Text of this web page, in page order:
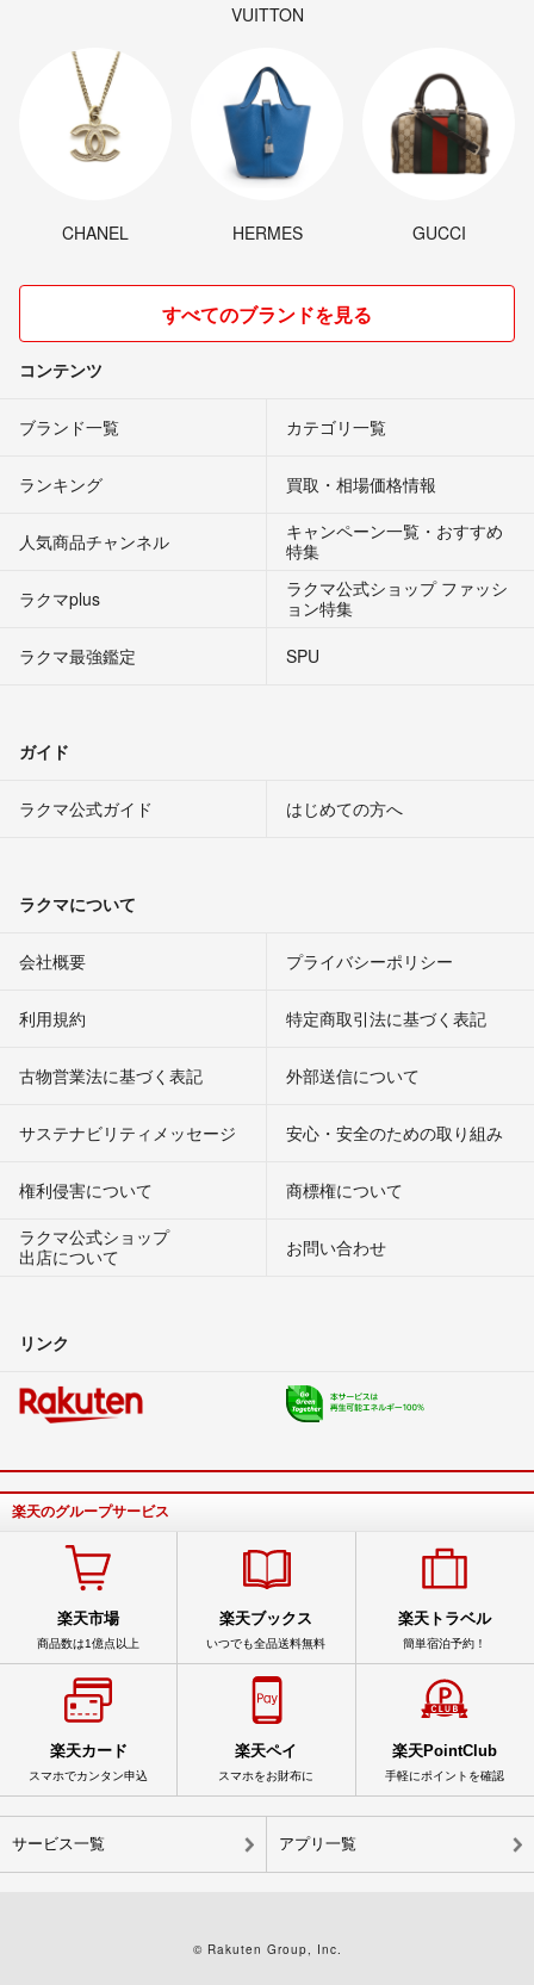
VUITTON
CHANEL HERMES GUCCI
すべてのブランドを見る
コンテンツ
ブランド一覧 カテゴリ一覧
ランキング 買取・相場価格情報
人気商品チャンネル
キャンペーン一覧・おすすめ
特集
ラクマplus
ラクマ公式ショップ ファッシ
ョン特集
ラクマ最強鑑定
SPU
ガイド
ラクマ公式ガイド はじめての方へ
ラクマについて
会社概要 プライバシーポリシー
利用規約 特定商取引法に基づく表記
古物営業法に基づく表記 外部送信について
サステナビリティメッセージ 安心・安全のための取り組み
権利侵害について
商標権について
ラクマ公式ショップ
出店について
お問い合わせ
リンク
楽天のグループサービス
楽天市場
商品数は1億点以上
楽天ブックス
いつでも全品送料無料
楽天トラベル
簡単宿泊予約！
楽天カード
スマホでカンタン申込
楽天ペイ
スマホをお財布に
楽天PointClub
手軽にポイントを確認
サービス一覧 アプリ一覧
© Rakuten Group, Inc.